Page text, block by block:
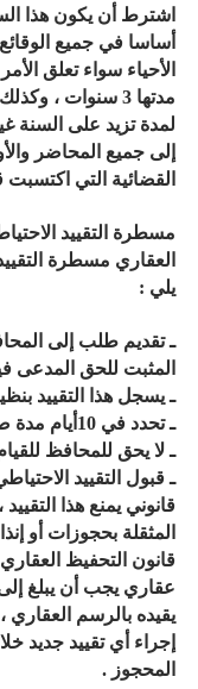
اشترط أن يكون هذا
أساسا في جميع
الأحياء سواء تعلق
مدتها 3 سنوات ،
لمدة تزيد على السنة
إلى جميع المحاضر
القضائية التي
العقاري مسطرة
يلي :
ـ تقديم طلب إلى
المثبت للحق المدعى
ـ يسجل هذا التقييد
ـ تحدد في 10أيام مدة صلاحية هذا التقييد ؛
ـ لا يحق للمحافظ
ـ قبول التقييد
قانوني يمنع هذا
قانون التحفيظ
عقاري يجب أن يبلغ
يقيده بالرسم العقاري ،
إجراء أي تقييد جديد
المحجوز .